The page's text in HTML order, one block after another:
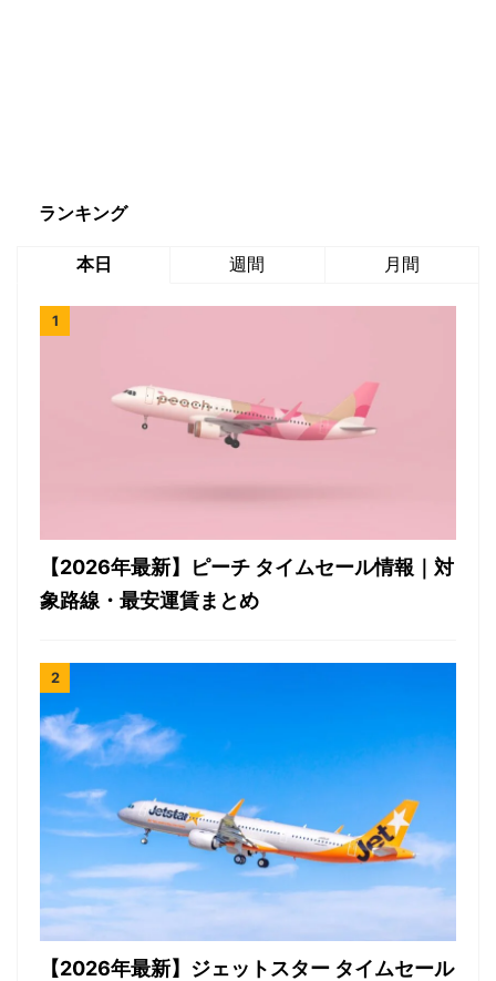
ランキング
本日 週間 月間
【2026年最新】ピーチ タイムセール情報｜対
象路線・最安運賃まとめ
【2026年最新】ジェットスター タイムセール